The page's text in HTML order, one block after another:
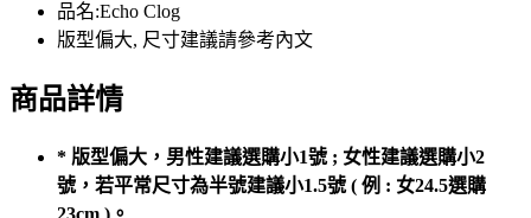
品名:Echo Clog
版型偏大, 尺寸建議請參考內文
商品詳情
* 版型偏大，男性建議選購小1號 ; 女性建議選購小2
號，若平常尺寸為半號建議小1.5號 ( 例 : 女24.5選購
23cm )。